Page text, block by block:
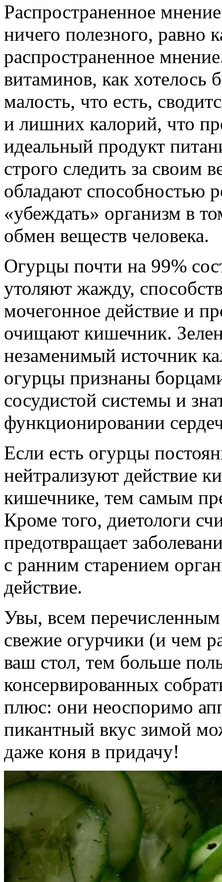
Распространенное
ничего полезного,
распространенное
витаминов, как хотелось
малость, что есть,
и лишних калорий, что
идеальный продукт
строго следить за своим
обладают способностью
«убеждать» организм в
обмен веществ человека.
Огурцы почти на 99%
утоляют жажду,
мочегонное действие и
очищают кишечник.
незаменимый источник
огурцы признаны
сосудистой системы и
функционировании
Если есть огурцы
нейтрализуют действие
кишечнике, тем самым
Кроме того, диетологи
предотвращает
с ранним старением
действие.
Увы, всем
свежие огурчики (и чем
ваш стол, тем больше
консервированных
плюс: они неоспоримо
пикантный вкус зимой
даже коня в придачу!